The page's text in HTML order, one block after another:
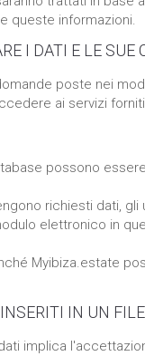
queste informazioni.
I DATI E LE SUE
poste nei
ai servizi
possono
richiesti dati,
elettronico in
Myibiza.estate
IN UN FILE
implica